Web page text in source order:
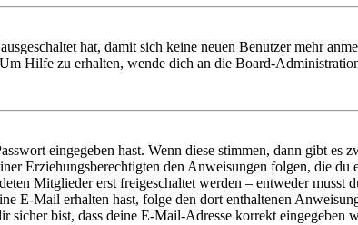
hat, damit sich keine neuen Benutzer mehr
Hilfe zu erhalten, wende dich an die Board-
eingegeben hast. Wenn diese stimmen, dann gibt es
Erziehungsberechtigten den Anweisungen folgen, die
Mitglieder erst freigeschaltet werden – entweder musst
E-Mail erhalten hast, folge den dort enthaltenen
bist, dass deine E-Mail-Adresse korrekt eingegeben